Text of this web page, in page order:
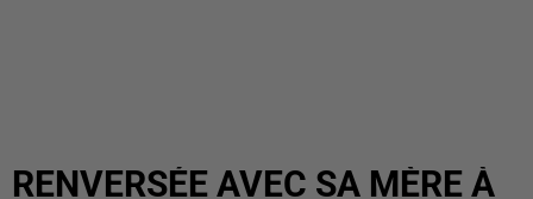
RENVERSÉE AVEC SA MÈRE À